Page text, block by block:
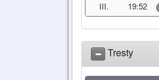
III.
19:52
Tresty